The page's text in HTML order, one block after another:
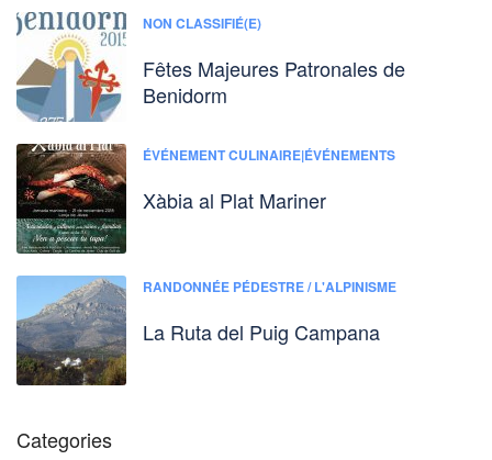
NON CLASSIFIÉ(E)
Fêtes Majeures Patronales de
Benidorm
ÉVÉNEMENT CULINAIRE|ÉVÉNEMENTS
Xàbia al Plat Mariner
RANDONNÉE PÉDESTRE / L'ALPINISME
La Ruta del Puig Campana
Categories